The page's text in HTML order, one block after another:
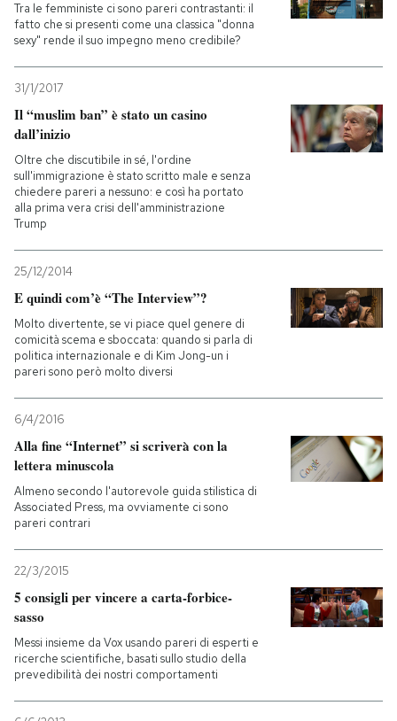
Tra le femministe ci sono pareri contrastanti: il
fatto che si presenti come una classica "donna
sexy" rende il suo impegno meno credibile?
31/1/2017
Il “muslim ban” è stato un casino
dall’inizio
Oltre che discutibile in sé, l'ordine
sull'immigrazione è stato scritto male e senza
chiedere pareri a nessuno: e così ha portato
alla prima vera crisi dell'amministrazione
Trump
25/12/2014
E quindi com’è “The Interview”?
Molto divertente, se vi piace quel genere di
comicità scema e sboccata: quando si parla di
politica internazionale e di Kim Jong-un i
pareri sono però molto diversi
6/4/2016
Alla fine “Internet” si scriverà con la
lettera minuscola
Almeno secondo l'autorevole guida stilistica di
Associated Press, ma ovviamente ci sono
pareri contrari
22/3/2015
5 consigli per vincere a carta-forbice-
sasso
Messi insieme da Vox usando pareri di esperti e
ricerche scientifiche, basati sullo studio della
prevedibilità dei nostri comportamenti